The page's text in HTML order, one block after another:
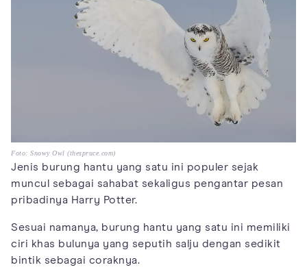
Foto: Snowy Owl (thespruce.com)
Jenis burung hantu yang satu ini populer sejak
muncul sebagai sahabat sekaligus pengantar pesan
pribadinya Harry Potter.
Sesuai namanya, burung hantu yang satu ini memiliki
ciri khas bulunya yang seputih salju dengan sedikit
bintik sebagai coraknya.